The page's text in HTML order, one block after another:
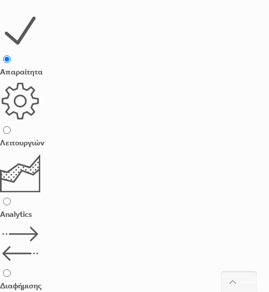
Απαραίτητα
Λειτουργιών
Analytics
Διαφήμισης